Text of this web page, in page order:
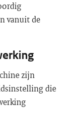
vanuit de
zijn
die